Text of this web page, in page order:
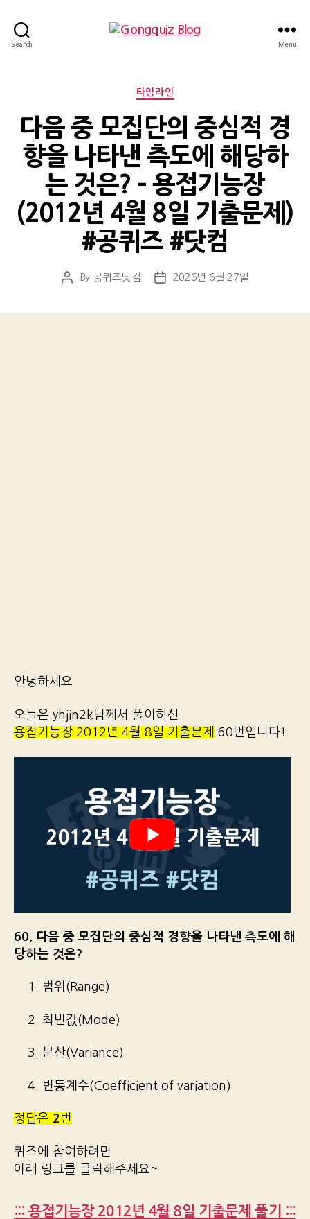
Search Menu
Categories
타임라인
다음 중 모집단의 중심적 경
향을 나타낸 측도에 해당하
는 것은? – 용접기능장
(2012년 4월 8일 기출문제)
#공퀴즈 #닷컴
PostBy 공퀴즈닷컴
Post2026년 6월 27일
안녕하세요
오늘은 yhjin2k님께서 풀이하신
용접기능장 2012년 4월 8일 기출문제
60번입니다!
60. 다음 중 모집단의 중심적 경향을 나타낸 측도에 해
당하는 것은?
1. 범위(Range)
2. 최빈값(Mode)
3. 분산(Variance)
4. 변동계수(Coefficient of variation)
정답은 2 번
퀴즈에 참여하려면
아래 링크를 클릭해주세요~
::: 용접기능장 2012년 4월 8일 기출문제 풀기 :::